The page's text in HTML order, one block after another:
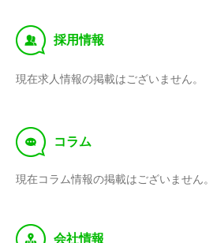
‰ 採用情報
現在求人情報の掲載はございません。
f コラム
現在コラム情報の掲載はございません。
y 会社情報